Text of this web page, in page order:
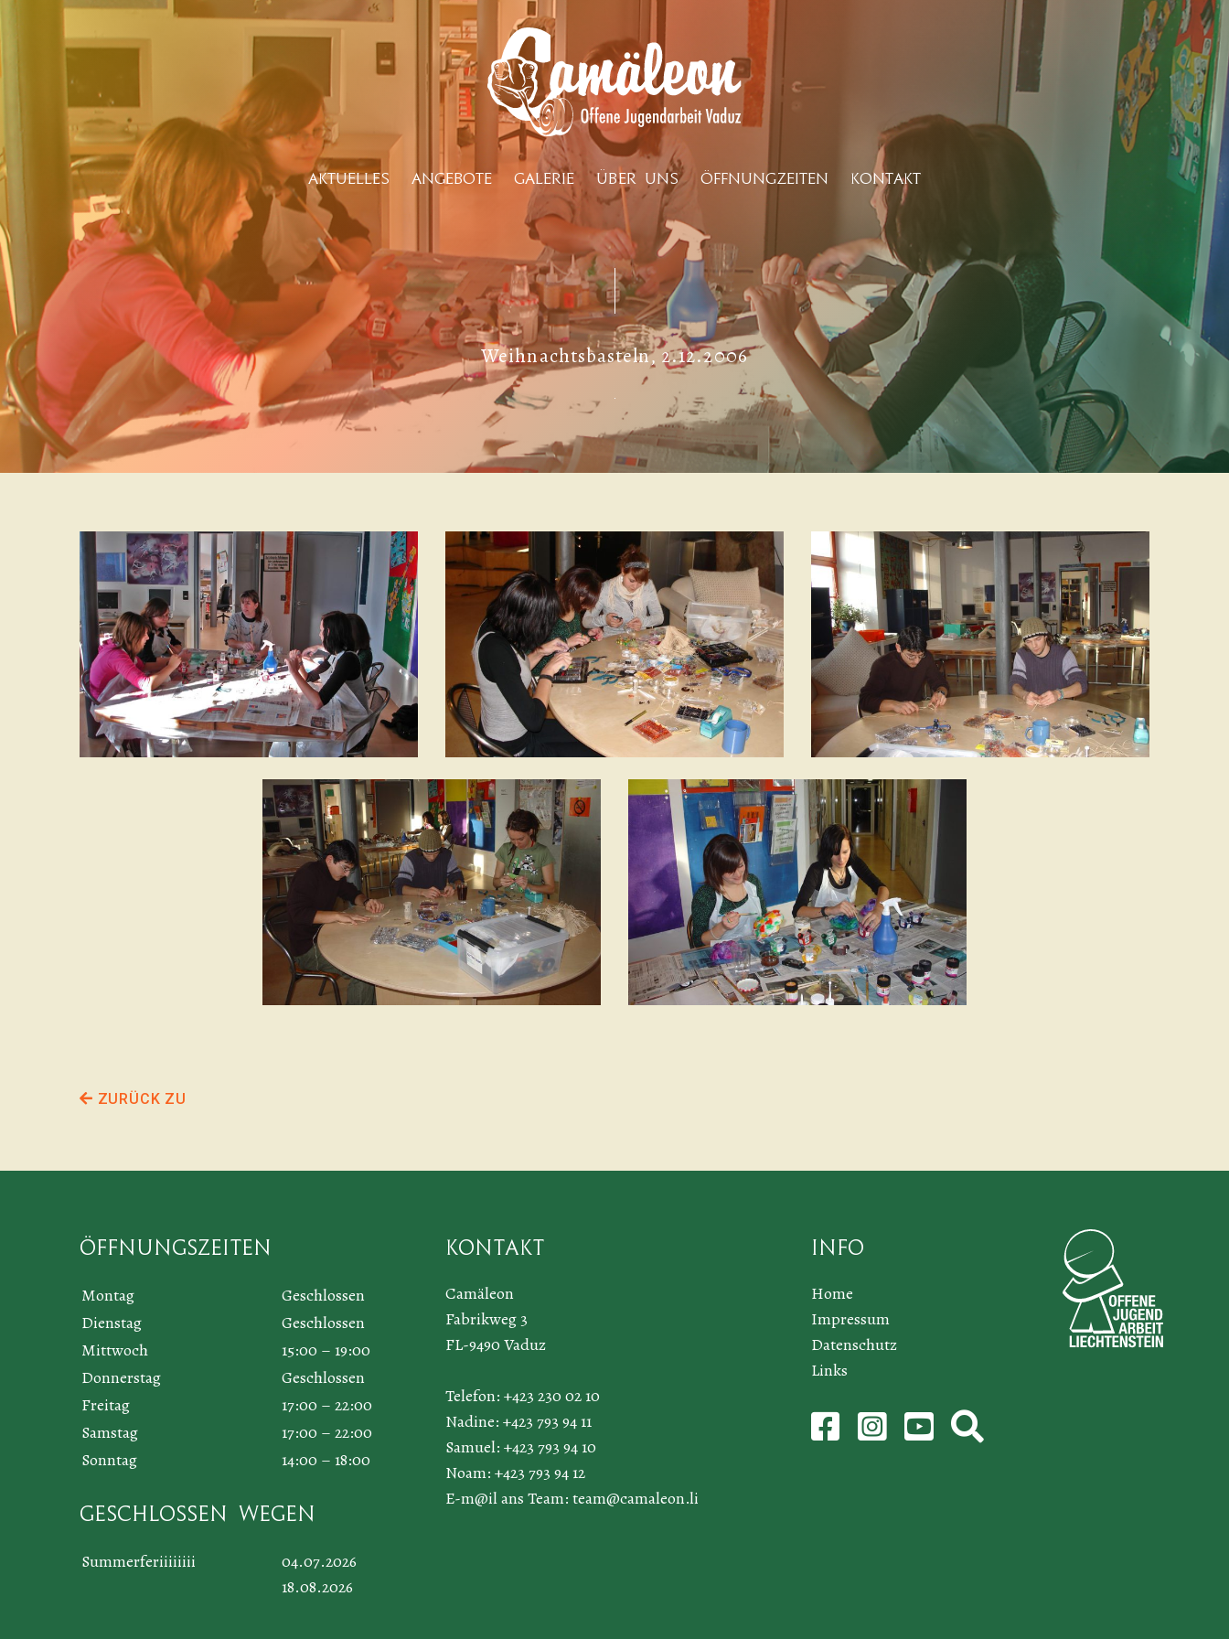
AKTUELLES ANGEBOTE GALERIE ÜBER UNS ÖFFNUNGZEITEN KONTAKT
Weihnachtsbasteln, 2.12.2006
ZURÜCK ZU
Öffnungszeiten
Montag
Geschlossen
Dienstag
Geschlossen
Mittwoch
15:00 – 19:00
Donnerstag
Geschlossen
Freitag
17:00 – 22:00
Samstag
17:00 – 22:00
Sonntag
14:00 – 18:00
Geschlossen wegen
Summerferiiiiiiii
04.07.2026
18.08.2026
Kontakt
Camäleon
Fabrikweg 3
FL-9490 Vaduz
Telefon: +423 230 02 10
Nadine: +423 793 94 11
Samuel: +423 793 94 10
Noam: +423 793 94 12
E-m@il ans Team: team@camaleon.li
Info
Home
Impressum
Datenschutz
Links